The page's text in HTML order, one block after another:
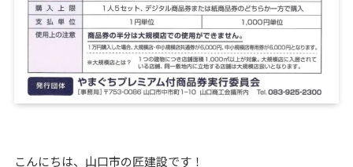
こんにちは、山口市の匠建設です！